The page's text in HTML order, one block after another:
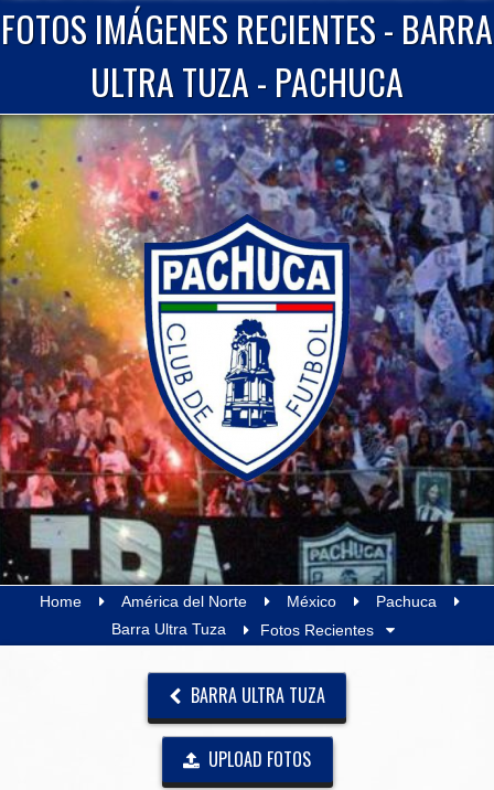
FOTOS IMÁGENES RECIENTES - BARRA
ULTRA TUZA - PACHUCA
Home América del Norte México
Pachuca
Barra Ultra Tuza
Fotos Recientes
BARRA ULTRA TUZA
UPLOAD FOTOS